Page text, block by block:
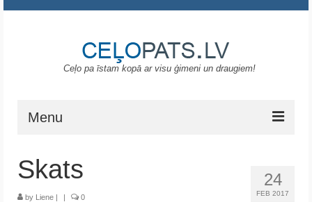
Ceļo pa īstam kopā ar visu ģimeni un draugiem!
Menu
24
FEB 2017
Skats
by Liene | | 0